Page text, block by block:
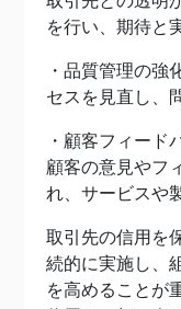
を行い、期待と
・品質管理の強
セスを見直し、
・顧客フィード
顧客の意見やフ
れ、サービスや
取引先の信用を
続的に実施し、
を高めることが